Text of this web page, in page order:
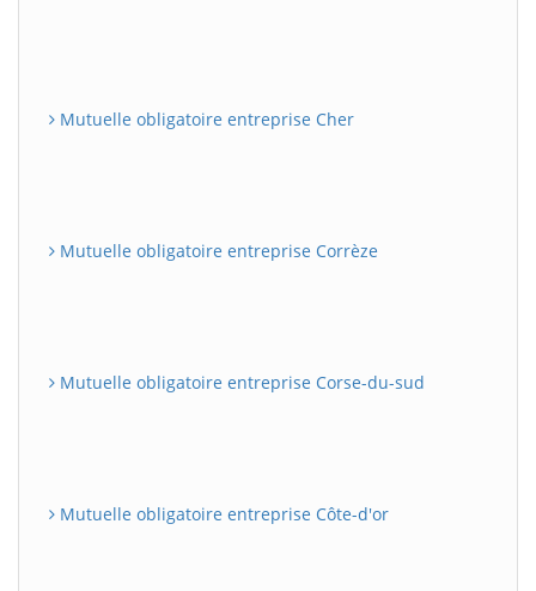
Mutuelle obligatoire entreprise Cher
Mutuelle obligatoire entreprise Corrèze
Mutuelle obligatoire entreprise Corse-du-sud
Mutuelle obligatoire entreprise Côte-d'or